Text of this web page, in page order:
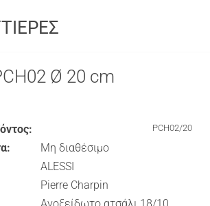
Ø 20 cm
PCH02/20
Μη διαθέσιμο
ALESSI
Pierre Charpin